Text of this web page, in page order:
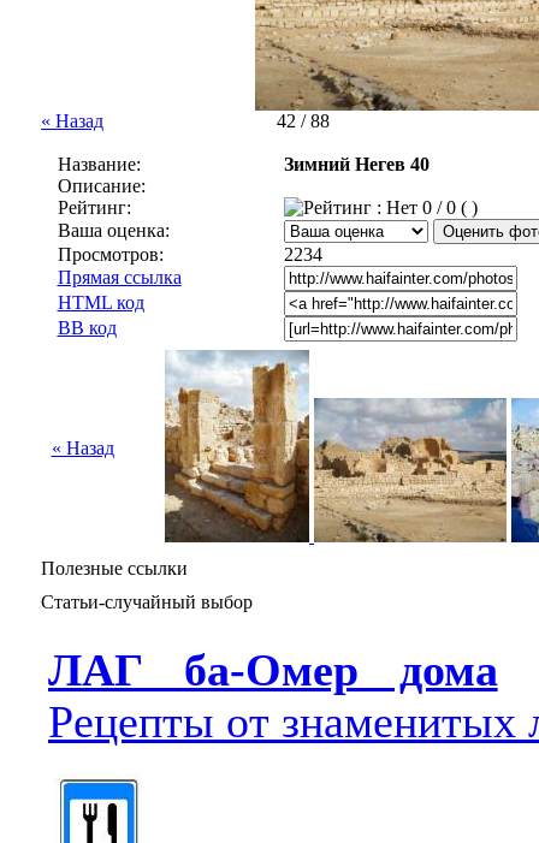
« Назад 42 / 88
Название:
Зимний Негев 40
Описание:
Рейтинг:
0 / 0 ( )
Ваша оценка:
Просмотров:
2234
Прямая ссылка
HTML код
BB код
« Назад
Полезные ссылки
Статьи-случайный выбор
ЛАГ ба-Омер дома
Рецепты от знаменитых